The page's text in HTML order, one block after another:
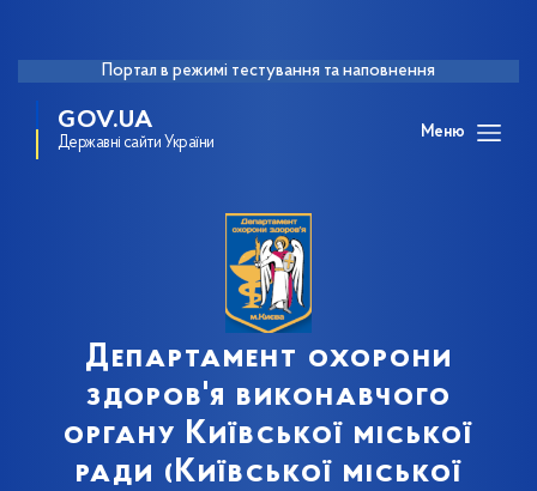
Портал в режимі тестування та наповнення
GOV.UA
Державні сайти України
Меню
Департамент охорони
здоров'я виконавчого
органу Київської міської
ради (Київської міської